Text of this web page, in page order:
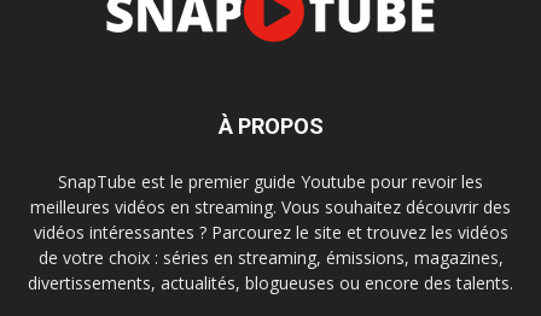
À PROPOS
SnapTube est le premier guide Youtube pour revoir les
meilleures vidéos en streaming. Vous souhaitez découvrir des
vidéos intéressantes ? Parcourez le site et trouvez les vidéos
de votre choix : séries en streaming, émissions, magazines,
divertissements, actualités, blogueuses ou encore des talents.